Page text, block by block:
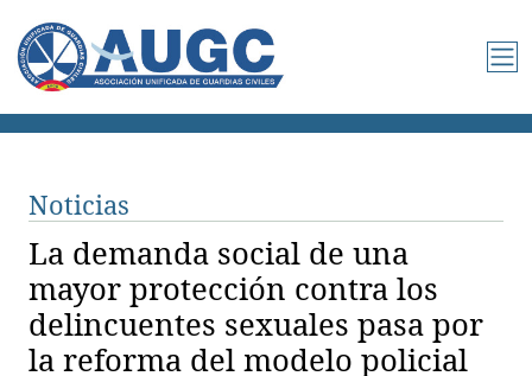
Noticias
La demanda social de una
mayor protección contra los
delincuentes sexuales pasa por
la reforma del modelo policial